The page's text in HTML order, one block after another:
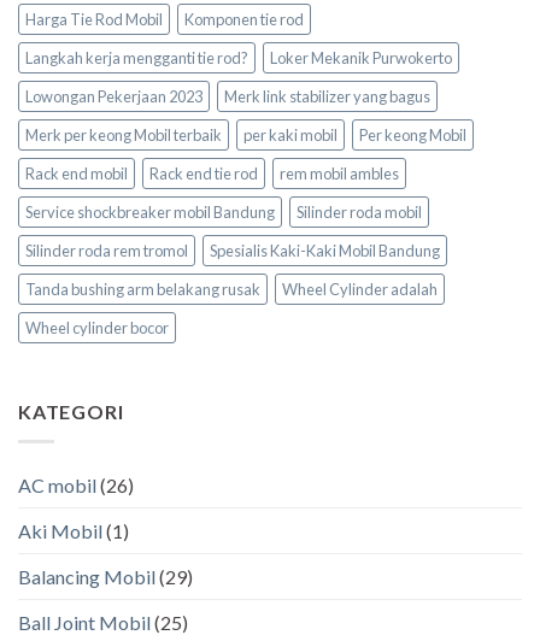
Harga Tie Rod Mobil
Komponen tie rod
Langkah kerja mengganti tie rod?
Loker Mekanik Purwokerto
Lowongan Pekerjaan 2023
Merk link stabilizer yang bagus
Merk per keong Mobil terbaik
per kaki mobil
Per keong Mobil
Rack end mobil
Rack end tie rod
rem mobil ambles
Service shockbreaker mobil Bandung
Silinder roda mobil
Silinder roda rem tromol
Spesialis Kaki-Kaki Mobil Bandung
Tanda bushing arm belakang rusak
Wheel Cylinder adalah
Wheel cylinder bocor
KATEGORI
AC mobil(26)
Aki Mobil(1)
Balancing Mobil(29)
Ball Joint Mobil(25)